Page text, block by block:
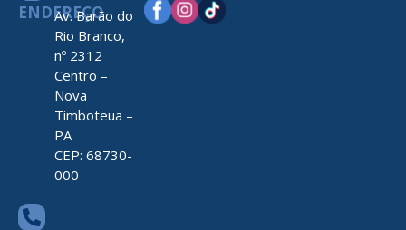
ENDEREÇO
Av. Barão do
Rio Branco,
nº 2312
Centro –
Nova
Timboteua –
PA
CEP: 68730-
000